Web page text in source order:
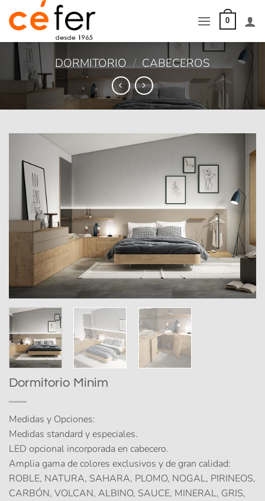
0
DORMITORIO / CABECEROS
Dormitorio Minim
Medidas y Opciones:
Medidas standard y especiales.
LED opcional incorporada en cabecero.
Amplia gama de colores exclusivos y de gran calidad:
ROBLE, NATURA, SAHARA, PLOMO, NOGAL, PIRINEOS,
CARBÓN, VOLCAN, ALBINO, SAUCE, MINERAL, GRIS,